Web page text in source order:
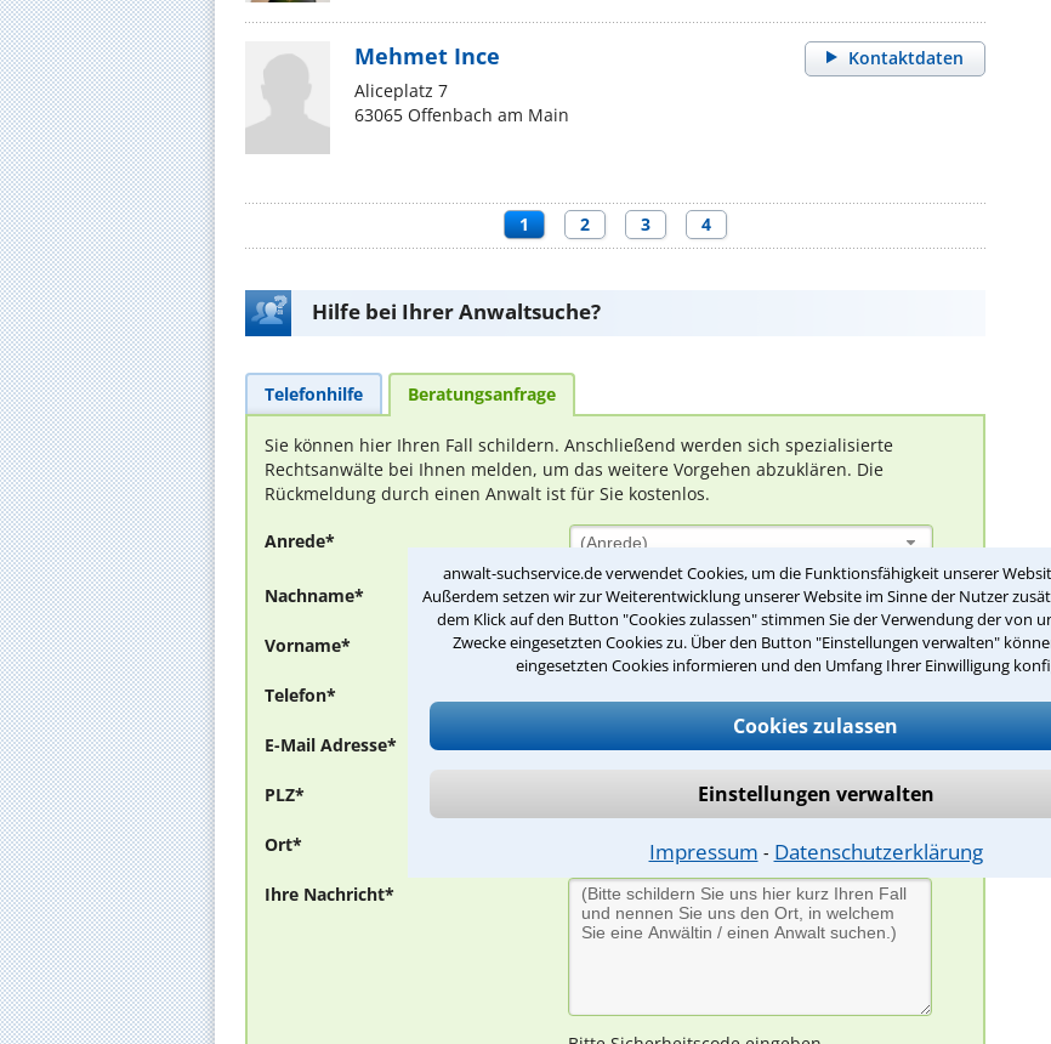
anwalt-suchservice.de verwendet Cookies, um die Funktionsfähigkeit unserer
Außerdem setzen wir zur Weiterentwicklung unserer Website im Sinne der Nutzer
dem Klick auf den Button "Cookies zulassen" stimmen Sie der Verwendung der von
Zwecke eingesetzten Cookies zu. Über den Button "Einstellungen verwalten"
eingesetzten Cookies informieren und den Umfang Ihrer Einwilligung
Cookies zulassen
Einstellungen verwalten
Impressum ⁃ Datenschutzerklärung
Kontaktdaten
Mehmet Ince
Aliceplatz 7
63065 Offenbach am Main
1 2 3 4
Hilfe bei Ihrer Anwaltsuche?
Telefonhilfe Beratungsanfrage
Sie können hier Ihren Fall schildern. Anschließend werden sich spezialisierte
Rechtsanwälte bei Ihnen melden, um das weitere Vorgehen abzuklären. Die
Rückmeldung durch einen Anwalt ist für Sie kostenlos.
Anrede* (Anrede)
Nachname*
Vorname*
Telefon*
E-Mail Adresse*
PLZ*
Ort*
Ihre Nachricht*